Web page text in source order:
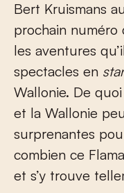
Bert Kruismans
prochain numéro
les aventures
spectacles en
Wallonie. De
et la Wallonie
surprenantes
combien ce
et s’y trouve